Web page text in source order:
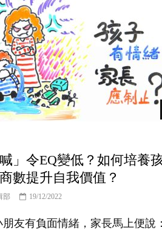
喊」令EQ變低？如何培養
數提升自我價值？
部 19/12/2022
友有負面情緒，家長馬上便說：